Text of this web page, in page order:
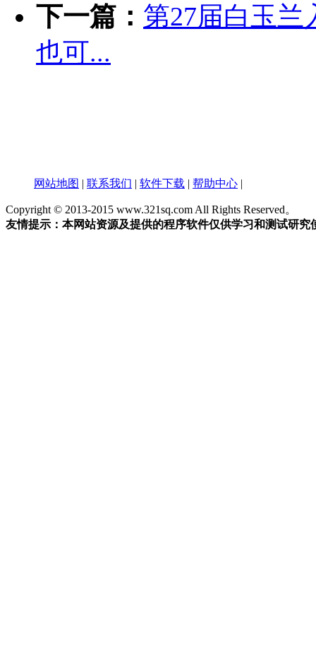
下一篇： 第27届白玉兰
也可...
网站地图 | 联系我们 | 软件下载 | 帮助中心 |
Copyright © 2013-2015 www.321sq.com All Rights Reserved。
友情提示：本网站资源及提供的程序软件仅供学习和测试研